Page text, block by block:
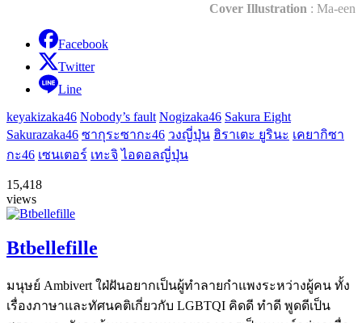
Cover Illustration : Ma-een
Facebook
Twitter
Line
keyakizaka46 Nobody’s fault Nogizaka46 Sakura Eight
Sakurazaka46 ซากุระซากะ46 วงญี่ปุ่น ฮิราเตะ ยูรินะ เคยากิซา
กะ46 เซนเตอร์ เทะจิ ไอดอลญี่ปุ่น
15,418
views
Btbellefille
มนุษย์ Ambivert ใฝ่ฝันอยากเป็นผู้ทำลายกำแพงระหว่างผู้คน ทั้ง
เรื่องภาษาและทัศนคติเกี่ยวกับ LGBTQI คิดดี ทำดี พูดดีเป็น